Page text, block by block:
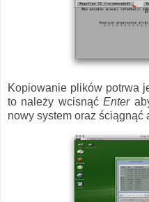
Kopiowanie plików potrwa
to należy wcisnąćEnter
nowy system oraz ściągnąć